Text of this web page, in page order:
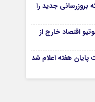
جدید را
اقتصاد خارج از
هفته اعلام شد